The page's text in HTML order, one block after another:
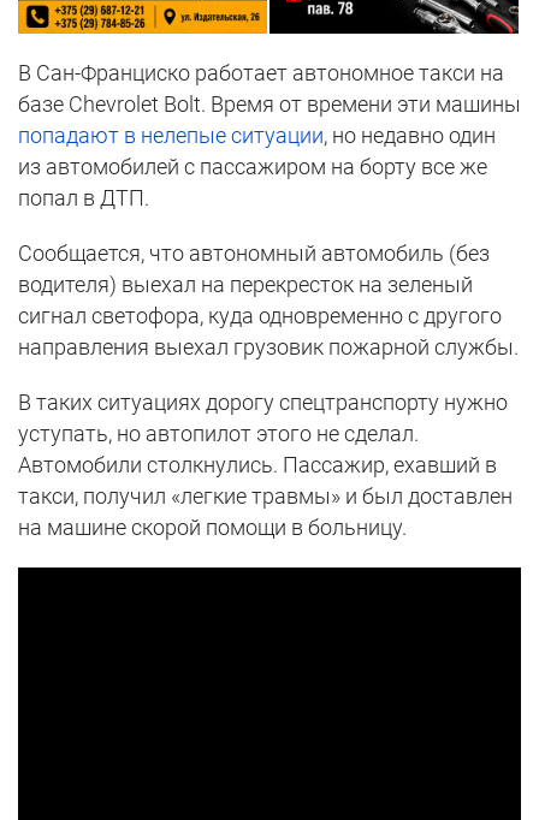
В Сан-Франциско работает автономное такси на
базе Chevrolet Bolt. Время от времени эти машины
попадают в нелепые ситуации, но недавно один
из автомобилей с пассажиром на борту все же
попал в ДТП.
Сообщается, что автономный автомобиль (без
водителя) выехал на перекресток на зеленый
сигнал светофора, куда одновременно с другого
направления выехал грузовик пожарной службы.
В таких ситуациях дорогу спецтранспорту нужно
уступать, но автопилот этого не сделал.
Автомобили столкнулись. Пассажир, ехавший в
такси, получил «легкие травмы» и был доставлен
на машине скорой помощи в больницу.